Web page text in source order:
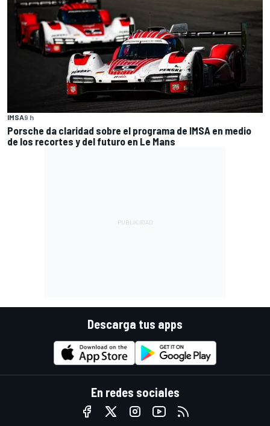
IMSA9 h
Porsche da claridad sobre el programa de IMSA en medio
de los recortes y del futuro en Le Mans
Descarga tus apps
En redes sociales